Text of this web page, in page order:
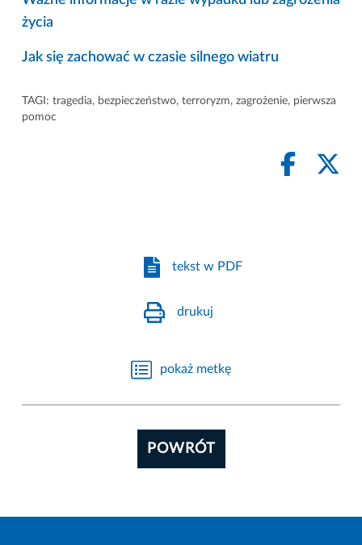
życia
Jak się zachować w czasie silnego wiatru
TAGI: tragedia, bezpieczeństwo, terroryzm, zagrożenie, pierwsza
pomoc
tekst w PDF
drukuj
pokaż metkę
POWRÓT